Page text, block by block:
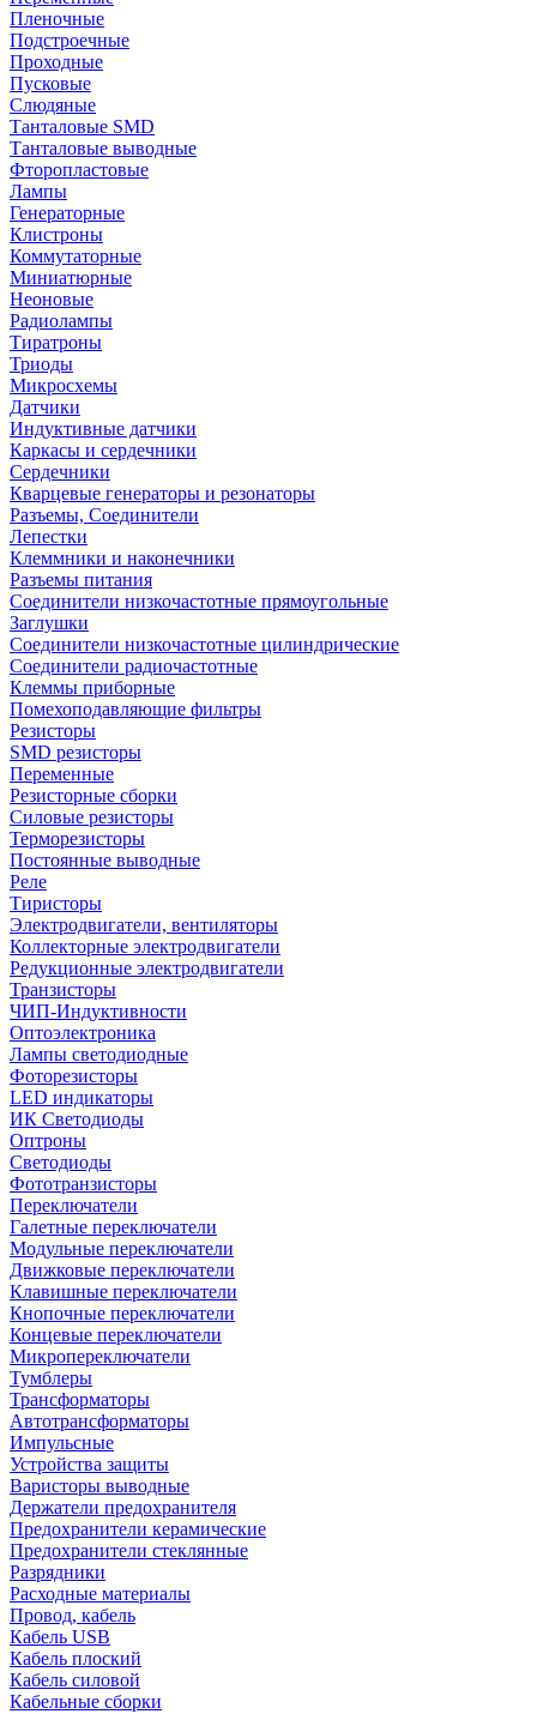
Пленочные
Подстроечные
Проходные
Пусковые
Слюдяные
Танталовые SMD
Танталовые выводные
Фторопластовые
Лампы
Генераторные
Клистроны
Коммутаторные
Миниатюрные
Неоновые
Радиолампы
Тиратроны
Триоды
Микросхемы
Датчики
Индуктивные датчики
Каркасы и сердечники
Сердечники
Кварцевые генераторы и резонаторы
Разъемы, Соединители
Лепестки
Клеммники и наконечники
Разъемы питания
Соединители низкочастотные прямоугольные
Заглушки
Соединители низкочастотные цилиндрические
Соединители радиочастотные
Клеммы приборные
Помехоподавляющие фильтры
Резисторы
SMD резисторы
Переменные
Резисторные сборки
Силовые резисторы
Терморезисторы
Постоянные выводные
Реле
Тиристоры
Электродвигатели, вентиляторы
Коллекторные электродвигатели
Редукционные электродвигатели
Транзисторы
ЧИП-Индуктивности
Оптоэлектроника
Лампы светодиодные
Фоторезисторы
LED индикаторы
ИК Светодиоды
Оптроны
Светодиоды
Фототранзисторы
Переключатели
Галетные переключатели
Модульные переключатели
Движковые переключатели
Клавишные переключатели
Кнопочные переключатели
Концевые переключатели
Микропереключатели
Тумблеры
Трансформаторы
Автотрансформаторы
Импульсные
Устройства защиты
Варисторы выводные
Держатели предохранителя
Предохранители керамические
Предохранители стеклянные
Разрядники
Расходные материалы
Провод, кабель
Кабель USB
Кабель плоский
Кабель силовой
Кабельные сборки